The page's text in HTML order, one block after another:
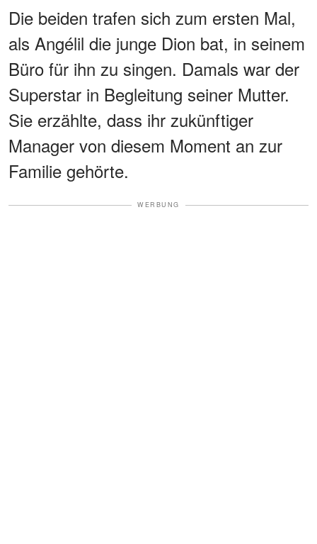
Die beiden trafen sich zum ersten Mal,
als Angélil die junge Dion bat, in seinem
Büro für ihn zu singen. Damals war der
Superstar in Begleitung seiner Mutter.
Sie erzählte, dass ihr zukünftiger
Manager von diesem Moment an zur
Familie gehörte.
WERBUNG